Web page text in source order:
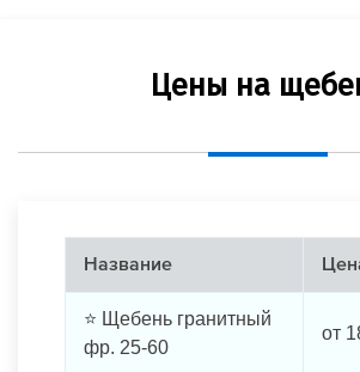
Цены на
Название
⭐ Щебень гранитный
фр. 25-60
от